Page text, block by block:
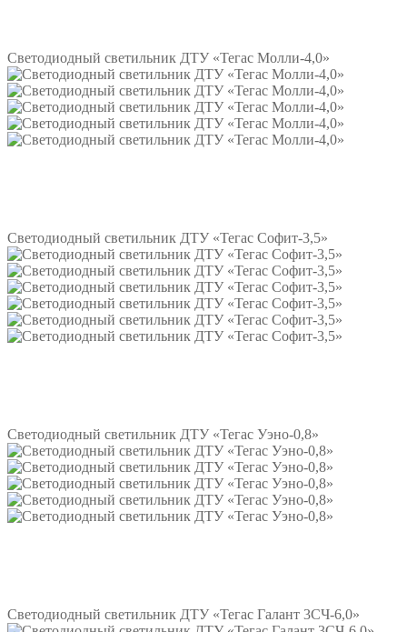
Светодиодный светильник ДТУ «Тегас Молли-4,0»
Светодиодный светильник ДТУ «Тегас Софит-3,5»
Светодиодный светильник ДТУ «Тегас Уэно-0,8»
Светодиодный светильник ДТУ «Тегас Галант 3СЧ-6,0»